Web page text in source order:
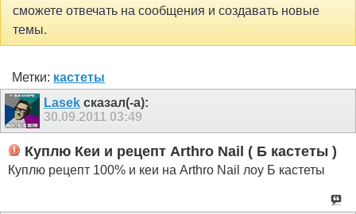
сможете отвечать на сообщения и создавать новые
темы.
Метки: кастеты
Lasek сказал(-а):
30.09.2011 03:49
Куплю Кеи и рецепт Arthro Nail ( Б кастеты )
Куплю рецепт 100% и кеи на Arthro Nail лоу Б кастеты